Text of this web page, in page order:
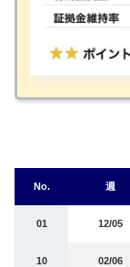
No. 週
01 12/05
10 02/06